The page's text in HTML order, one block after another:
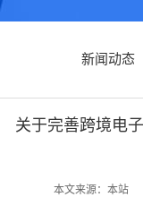
新闻动态
关于完善跨境电
本文来源：本站